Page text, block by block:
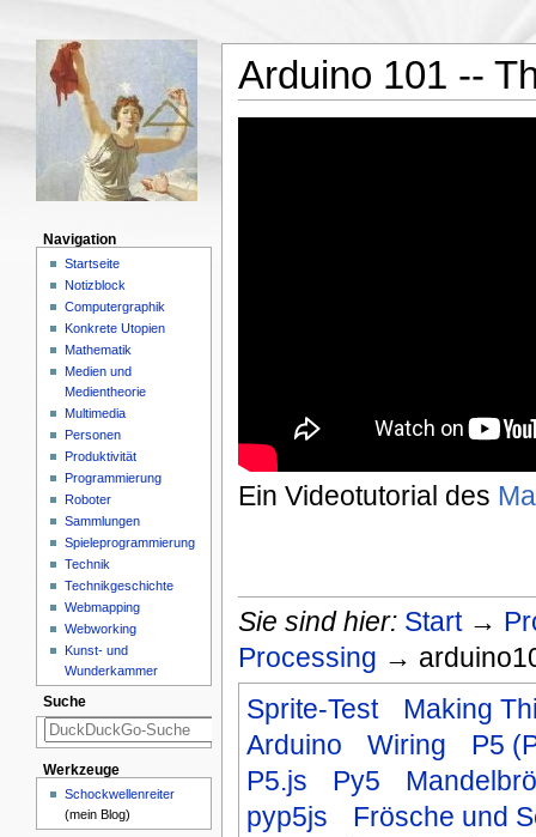
Arduino 101 --
Ein Videotutorial des
Sie sind hier: Start→
Processing →
Sprite-Test
Making
Arduino
Wiring
P5
P5.js
Py5
pyp5js
Frösche und
Navigation
Startseite
Notizblock
Computergraphik
Konkrete Utopien
Mathematik
Medien und
Medientheorie
Multimedia
Personen
Produktivität
Programmierung
Roboter
Sammlungen
Spieleprogrammierung
Technik
Technikgeschichte
Webmapping
Webworking
Kunst- und
Wunderkammer
Suche
Werkzeuge
Schockwellenreiter
(mein Blog)